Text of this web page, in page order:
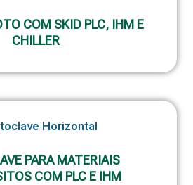
COM SKID PLC, IHM E
CHILLER
PARA MATERIAIS
COM PLC E IHM